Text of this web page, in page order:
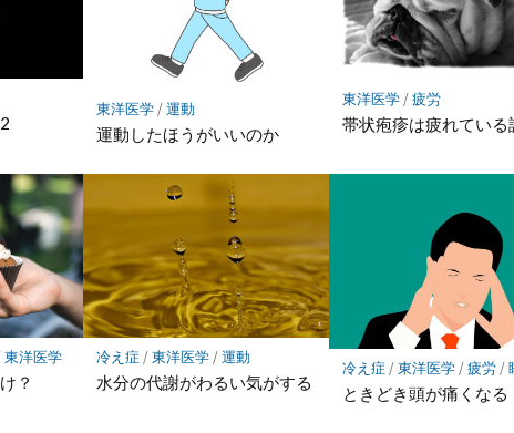
東洋医学/運動
運動したほうがいいのか
東洋医学/疲労
帯状疱疹は疲れている
東洋医学
？
冷え症 /東洋医学/運動
水分の代謝がわるい気がする
冷え症 /東洋医学/疲労/
ときどき頭が痛くなる